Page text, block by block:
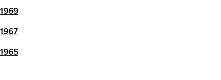
1969
1967
1965